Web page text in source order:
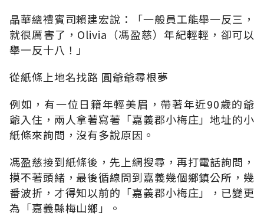
晶華總禮賓司賴建宏說：「一般員工能舉一反三，
就很厲害了，Olivia（馮盈慈）年紀輕輕，卻可以
舉一反十八！」
從紙條上地名找路 圓爺爺尋根夢
例如，有一位日籍年輕美眉，帶著年近90歲的爺
爺入住，兩人拿著寫著「嘉義郡小梅庄」地址的小
紙條來詢問，沒有多說原因。
馮盈慈接到紙條後，先上網搜尋，再打電話詢問，
摸不著頭緒，最後循線問到嘉義幾個鄉鎮公所，幾
番波折，才得知以前的「嘉義郡小梅庄」，已變更
為「嘉義縣梅山鄉」。